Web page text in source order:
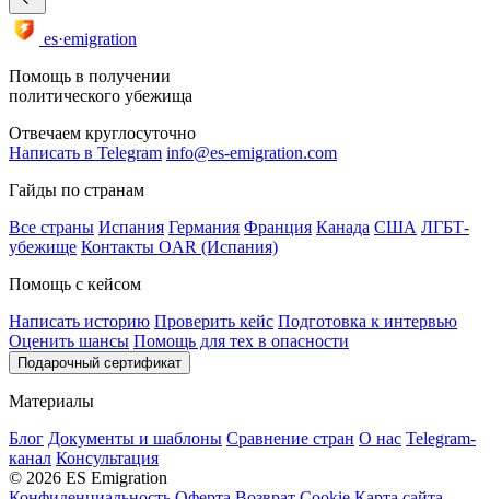
es·emigration
Помощь в получении
политического убежища
Отвечаем круглосуточно
Написать в Telegram info@es-emigration.com
Гайды по странам
Все страны Испания Германия Франция Канада США ЛГБТ-
убежище Контакты OAR (Испания)
Помощь с кейсом
Написать историю Проверить кейс Подготовка к интервью
Оценить шансы Помощь для тех в опасности
Подарочный сертификат
Материалы
Блог Документы и шаблоны Сравнение стран О нас Telegram-
канал Консультация
© 2026 ES Emigration